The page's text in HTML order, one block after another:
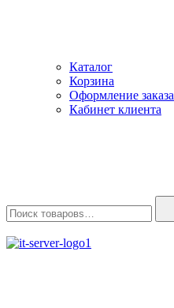
Каталог
Корзина
Оформление заказа
Кабинет клиента